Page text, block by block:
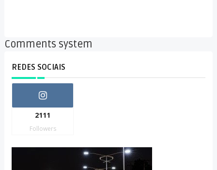
Comments system
REDES SOCIAIS
2111
Followers